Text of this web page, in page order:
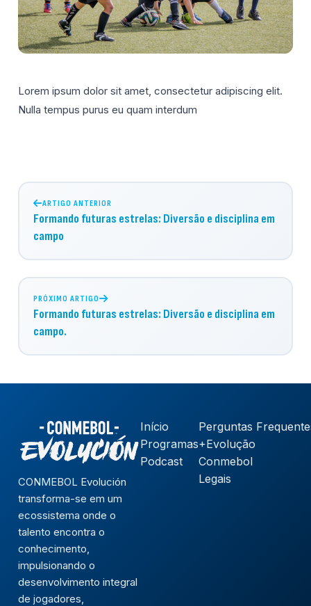
Lorem ipsum dolor sit amet, consectetur adipiscing elit.
Nulla tempus purus eu quam interdum
ARTIGO ANTERIOR
Formando futuras estrelas: Diversão e disciplina em
campo
PRÓXIMO ARTIGO
Formando futuras estrelas: Diversão e disciplina em
campo.
CONMEBOL Evolución
transforma-se em um
ecossistema onde o
talento encontra o
conhecimento,
impulsionando o
desenvolvimento integral
de jogadores,
Início
Programas
Podcast
Perguntas
+Evolução
Conmebol
Legais